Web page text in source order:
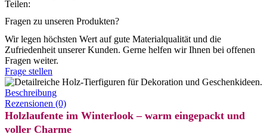
Teilen:
Fragen zu unseren Produkten?
Wir legen höchsten Wert auf gute Materialqualität und die
Zufriedenheit unserer Kunden. Gerne helfen wir Ihnen bei offenen
Fragen weiter.
Frage stellen
Beschreibung
Rezensionen (0)
Holzlaufente im Winterlook – warm eingepackt und
voller Charme